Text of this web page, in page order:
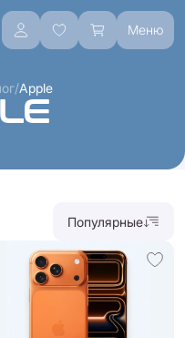
Меню
/Apple
Популярные